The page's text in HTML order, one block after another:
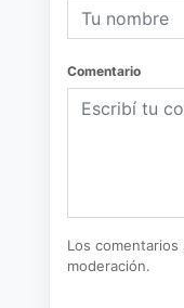
Comentario
Los
moderación.